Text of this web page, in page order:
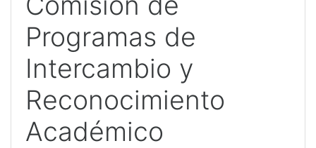
Programas de
Intercambio y
Reconocimiento
Académico